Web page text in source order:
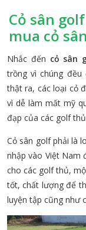
Cỏ sân
mua cỏ
Nhắc đến cỏ sân
trồng vì chúng
thật ra, các loại cỏ
vì dễ làm mất mỹ
đạp của các golf
Cỏ sân golf phải là
nhập vào Việt Nam
cho các golf thủ,
tốt, chất lượng để
luyện tập cũng như